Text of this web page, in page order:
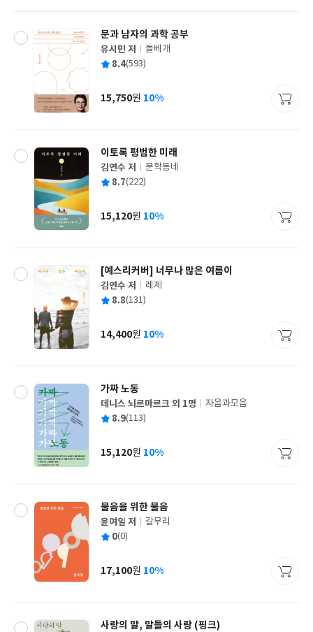
문과 남자의 과학 공부
글
쓴
유시민 저
출
사
돌베개
평 8.4(593)
가
15,750원 10%
이토록 평범한 미래
글
쓴
김연수 저
출
사
문학동네
평 8.7(222)
가
15,120원 10%
[예스리커버] 너무나 많은 여름이
글
쓴
김연수 저
출
사
레제
평 8.8(131)
가
14,400원 10%
가짜 노동
글
쓴
데니스 뇌르마르크 외 1명
출
사
자음과모음
평 8.9(113)
가
15,120원 10%
물음을 위한 물음
글
쓴
윤여일 저
출
사
갈무리
평 0(0)
가
17,100원 10%
사랑의 말, 말들의 사랑 (핑크)